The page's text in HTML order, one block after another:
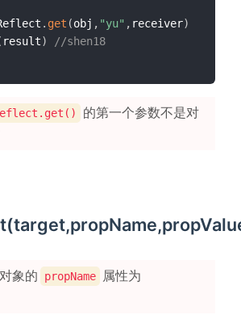
. get (obj , "yu" , receiver)
result) //shen18
的第一个参数不是对
对象的 propName 属性为